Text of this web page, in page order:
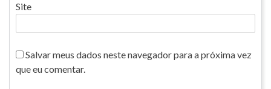
Site
Salvar meus dados neste navegador para a próxima vez
que eu comentar.